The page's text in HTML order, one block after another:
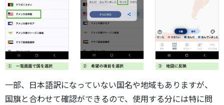
一部、日本語訳になっていない国名や地域もありますが、
国旗と合わせて確認ができるので、使用する分には特に問